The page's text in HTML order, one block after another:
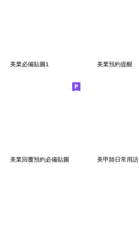
美業必備貼圖1 美業預約提醒
美業回覆預約必備貼圖 美甲師日常用語